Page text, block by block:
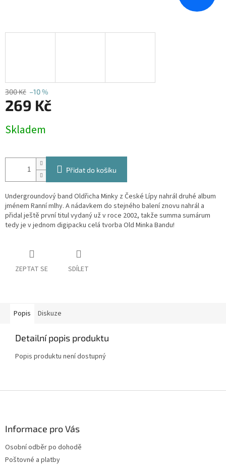
300 Kč –10 %
269 Kč
cena:
Skladem
Přidat do košíku
Undergroundový band Oldřicha Minky z České Lípy nahrál druhé album
jménem Ranní mlhy. A nádavkem do stejného balení znovu nahrál a
přidal ještě první titul vydaný už v roce 2002, takže summa sumárum
tedy je v jednom digipacku celá tvorba Old Minka Bandu!
ZEPTAT SE SDÍLET
Popis Diskuze
Detailní popis produktu
Popis produktu není dostupný
Informace pro Vás
Osobní odběr po dohodě
Poštovné a platby